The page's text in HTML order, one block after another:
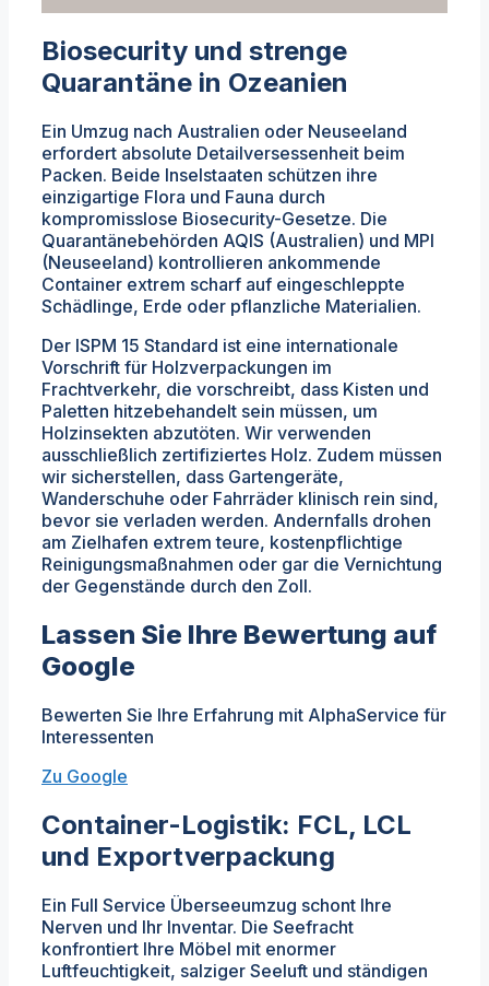
Biosecurity und strenge
Quarantäne in Ozeanien
Ein Umzug nach Australien oder Neuseeland
erfordert absolute Detailversessenheit beim
Packen. Beide Inselstaaten schützen ihre
einzigartige Flora und Fauna durch
kompromisslose Biosecurity-Gesetze. Die
Quarantänebehörden AQIS (Australien) und MPI
(Neuseeland) kontrollieren ankommende
Container extrem scharf auf eingeschleppte
Schädlinge, Erde oder pflanzliche Materialien.
Der ISPM 15 Standard ist eine internationale
Vorschrift für Holzverpackungen im
Frachtverkehr, die vorschreibt, dass Kisten und
Paletten hitzebehandelt sein müssen, um
Holzinsekten abzutöten. Wir verwenden
ausschließlich zertifiziertes Holz. Zudem müssen
wir sicherstellen, dass Gartengeräte,
Wanderschuhe oder Fahrräder klinisch rein sind,
bevor sie verladen werden. Andernfalls drohen
am Zielhafen extrem teure, kostenpflichtige
Reinigungsmaßnahmen oder gar die Vernichtung
der Gegenstände durch den Zoll.
Lassen Sie Ihre Bewertung auf
Google
Bewerten Sie Ihre Erfahrung mit AlphaService für
Interessenten
Zu Google
Container-Logistik: FCL, LCL
und Exportverpackung
Ein Full Service Überseeumzug schont Ihre
Nerven und Ihr Inventar. Die Seefracht
konfrontiert Ihre Möbel mit enormer
Luftfeuchtigkeit, salziger Seeluft und ständigen